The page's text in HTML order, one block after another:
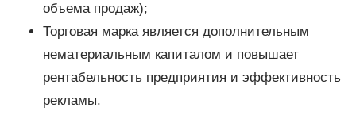
объема продаж);
Торговая марка является дополнительным
нематериальным капиталом и повышает
рентабельность предприятия и эффективность
рекламы.